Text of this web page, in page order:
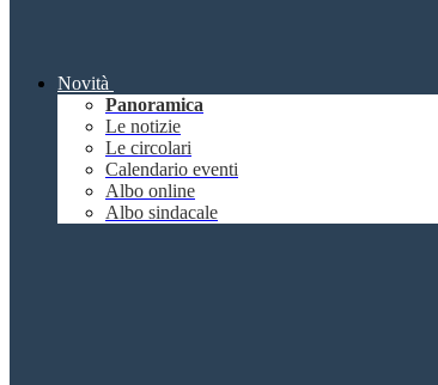
Novità
Panoramica
Le notizie
Le circolari
Calendario eventi
Albo online
Albo sindacale